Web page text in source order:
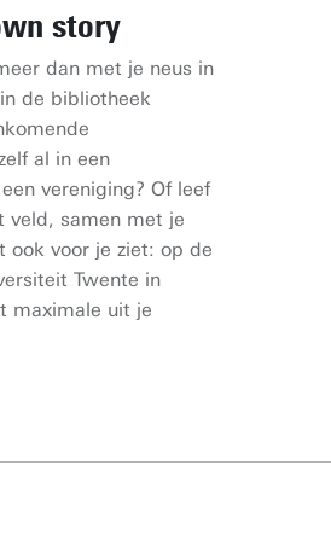
story
dan met je neus in
de bibliotheek
al in een
vereniging? Of leef
veld, samen met je
ook voor je ziet: op de
Twente in
maximale uit je